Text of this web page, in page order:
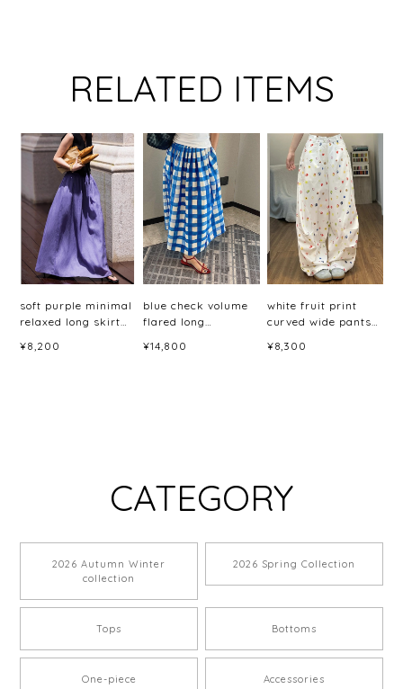
RELATED ITEMS
soft purple minimal
relaxed long skirt
¥8,200
blue check volume
flared long
¥14,800
white fruit print
curved wide pants
¥8,300
CATEGORY
2026 Autumn Winter
collection
2026 Spring Collection
Tops Bottoms
One-piece Accessories